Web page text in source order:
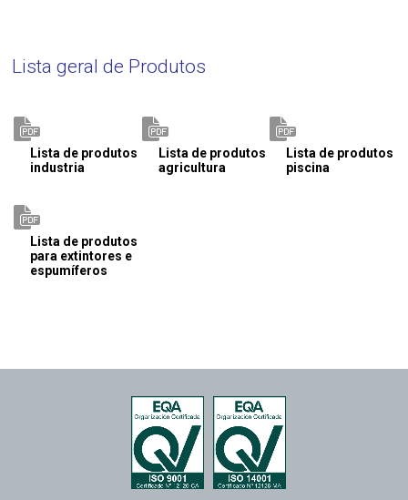
Lista geral de Produtos
Lista de produtos
industria
Lista de produtos
agricultura
Lista de produtos
piscina
Lista de produtos
para extintores e
espumíferos